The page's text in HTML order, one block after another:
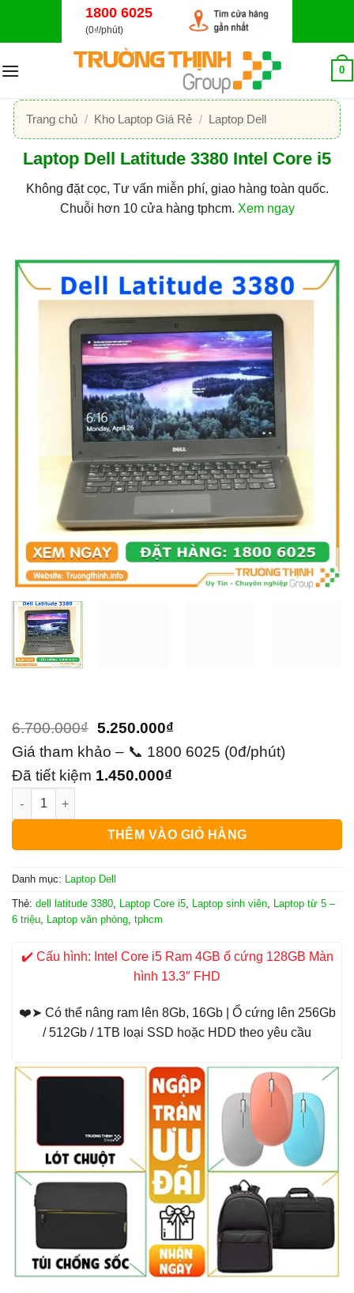
dung
1800 6025
(0₫/phút)
0
Trang chủ / Kho Laptop Giá Rẻ / Laptop Dell
Laptop Dell Latitude 3380 Intel Core i5
Không đặt cọc, Tư vấn miễn phí, giao hàng toàn quốc.
Chuỗi hơn 10 cửa hàng tphcm. Xem ngay
6.700.000₫ Giá
gốc
là:
5.250.000₫Giá
hiện
5.250.000₫.
Giá tham khảo – 📞 1800 6025 (0đ/phút)
Đã tiết kiệm 1.450.000₫
Laptop Dell Latitude 3380 Intel Core i5 số lượng
THÊM VÀO GIỎ HÀNG
Danh mục: Laptop Dell
Thẻ: dell latitude 3380 Laptop Core i5 Laptop sinh viên
Laptop từ 5 –
6 triệu
Laptop văn phòng tphcm
✔️ Cấu hình: Intel Core i5 Ram 4GB ổ cứng 128GB Màn
hình 13.3″ FHD
❤️➤ Có thể nâng ram lên 8Gb, 16Gb | Ổ cứng lên 256Gb
/ 512Gb / 1TB loại SSD hoặc HDD theo yêu cầu